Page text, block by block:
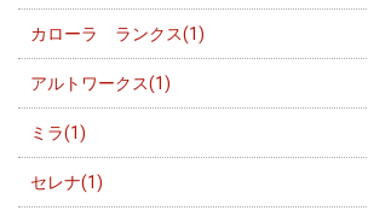
カローラ ランクス(1)
アルトワークス(1)
ミラ(1)
セレナ(1)